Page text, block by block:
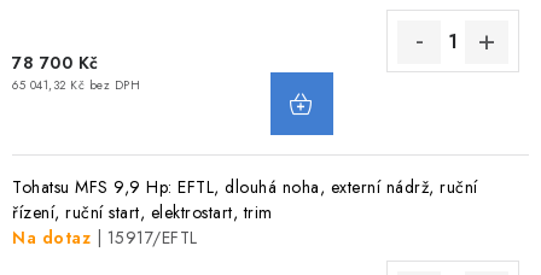
78 700 Kč
65 041,32 Kč bez DPH
Tohatsu MFS 9,9 Hp: EFTL, dlouhá noha, externí nádrž, ruční
řízení, ruční start, elektrostart, trim
Na dotaz
| 15917/EFTL